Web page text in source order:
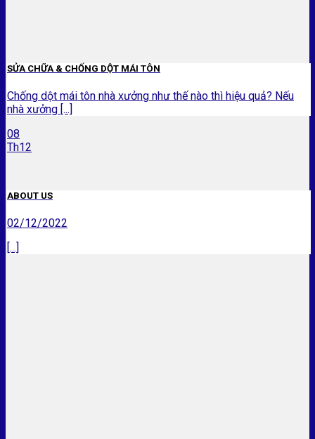
SỬA CHỮA & CHỐNG DỘT MÁI TÔN
Chống dột mái tôn nhà xưởng như thế nào thì hiệu quả? Nếu
nhà xưởng [...]
08
Th12
ABOUT US
02/12/2022
[...]